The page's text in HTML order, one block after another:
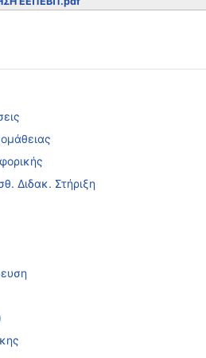
Διδακ. Στήριξη
για μόνιμο διορισμό σε κενές